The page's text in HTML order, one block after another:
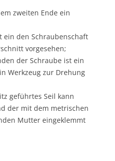
zweiten Ende ein
ein den Schraubenschaft
vorgesehen;
der Schraube ist ein
Werkzeug zur Drehung
geführtes Seil kann
der mit dem metrischen
Mutter eingeklemmt